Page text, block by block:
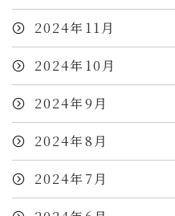
2024年11月
2024年10月
2024年9月
2024年8月
2024年7月